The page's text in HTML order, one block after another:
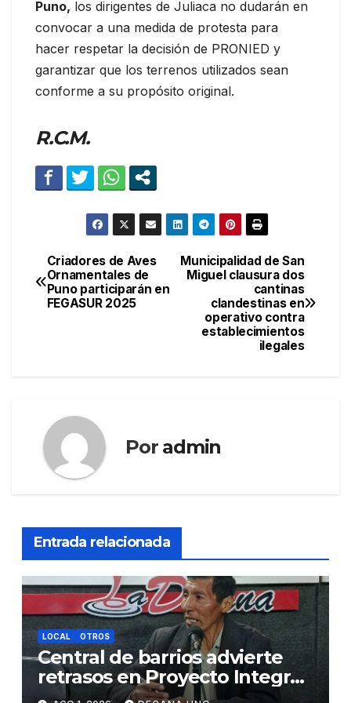
Puno, los dirigentes de Juliaca no dudarán en
convocar a una medida de protesta para
hacer respetar la decisión de PRONIED y
garantizar que los terrenos utilizados sean
conforme a su propósito original.
R.C.M.
Navegación
de
Municipalidad de San
Miguel clausura dos
cantinas
clandestinas en
operativo contra
establecimientos
ilegales
Criadores de Aves
Ornamentales de
Puno participarán en
FEGASUR 2025
Por admin
Entrada relacionada
LOCAL OTROS
Central de barrios advierte
retrasos en Proyecto Integral
de Agua y Alcantarillado para